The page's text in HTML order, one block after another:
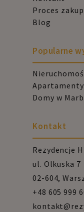
Proces
Blog
Popularne
Domy w
Kontakt
Rezydencje
ul. Olkuska 7
02-604,
+48 605 999